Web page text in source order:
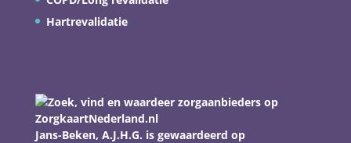
Hartrevalidatie
Jans-Beken, A.J.H.G. is gewaardeerd op